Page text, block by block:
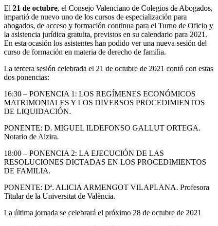
El 21 de octubre, el Consejo Valenciano de Colegios de Abogados,
impartió de nuevo uno de los cursos de especialización para
abogados, de acceso y formación continua para el Turno de Oficio y
la asistencia jurídica gratuita, previstos en su calendario para 2021.
En esta ocasión los asistentes han podido ver una nueva sesión del
curso de formación en materia de derecho de familia.
La tercera sesión celebrada el 21 de octubre de 2021 contó con estas
dos ponencias:
16:30 – PONENCIA 1: LOS REGÍMENES ECONÓMICOS
MATRIMONIALES Y LOS DIVERSOS PROCEDIMIENTOS
DE LIQUIDACIÓN.
PONENTE: D. MIGUEL ILDEFONSO GALLUT ORTEGA.
Notario de Alzira.
18:00 – PONENCIA 2: LA EJECUCIÓN DE LAS
RESOLUCIONES DICTADAS EN LOS PROCEDIMIENTOS
DE FAMILIA.
PONENTE: Dª. ALICIA ARMENGOT VILAPLANA. Profesora
Titular de la Universitat de València.
La última jornada se celebrará el próximo 28 de octubre de 2021